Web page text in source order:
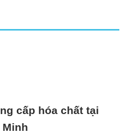
cấp hóa chất tại
Minh